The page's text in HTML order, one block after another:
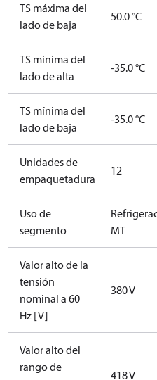
TS máxima del
lado de baja
50.0 °C
TS mínima del
lado de alta
-35.0 °C
TS mínima del
lado de baja
-35.0 °C
Unidades de
empaquetadura
12
Uso de
segmento
MT
Valor alto de la
tensión
nominal a 60
Hz [V]
380 V
Valor alto del
rango de
418 V